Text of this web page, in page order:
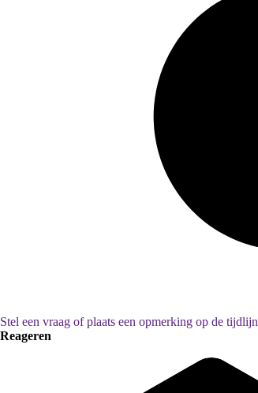
Stel een vraag of plaats een opmerking op de tijdlijn
Reageren